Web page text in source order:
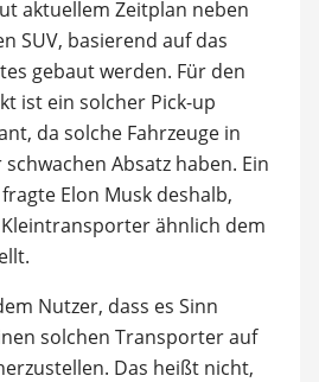
aktuellem Zeitplan neben
SUV, basierend auf das
gebaut werden. Für den
ist ein solcher Pick-up
da solche Fahrzeuge in
Absatz haben. Ein
Elon Musk deshalb,
ähnlich dem
Nutzer, dass es Sinn
solchen Transporter auf
Das heißt nicht,